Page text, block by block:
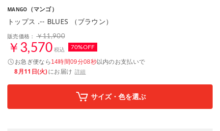
MANGO （マンゴ）
トップス .-- BLUES （ブラウン）
販売価格： ￥11,900
￥3,570 税込 70%OFF
お急ぎ便なら 14時間09分07秒以内のお支払いで
8月11日(火)にお届け 詳細
サイズ・色を選ぶ